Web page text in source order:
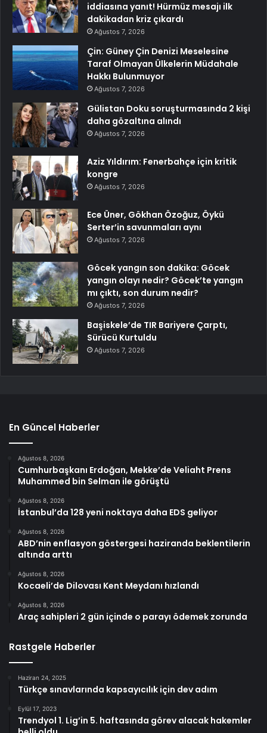
iddiasına yanıt! Hürmüz mesajı ilk
dakikadan kriz çıkardı
Ağustos 7, 2026
Çin: Güney Çin Denizi Meselesine
Taraf Olmayan Ülkelerin Müdahale
Hakkı Bulunmuyor
Ağustos 7, 2026
Gülistan Doku soruşturmasında 2 kişi
daha gözaltına alındı
Ağustos 7, 2026
Aziz Yıldırım: Fenerbahçe için kritik
kongre
Ağustos 7, 2026
Ece Üner, Gökhan Özoğuz, Öykü
Serter’in savunmaları aynı
Ağustos 7, 2026
Göcek yangın son dakika: Göcek
yangın olayı nedir? Göcek’te yangın
mı çıktı, son durum nedir?
Ağustos 7, 2026
Başiskele’de TIR Bariyere Çarptı,
Sürücü Kurtuldu
Ağustos 7, 2026
En Güncel Haberler
Ağustos 8, 2026
Cumhurbaşkanı Erdoğan, Mekke’de Veliaht Prens
Muhammed bin Selman ile görüştü
Ağustos 8, 2026
İstanbul’da 128 yeni noktaya daha EDS geliyor
Ağustos 8, 2026
ABD’nin enflasyon göstergesi haziranda beklentilerin
altında arttı
Ağustos 8, 2026
Kocaeli’de Dilovası Kent Meydanı hızlandı
Ağustos 8, 2026
Araç sahipleri 2 gün içinde o parayı ödemek zorunda
Rastgele Haberler
Haziran 24, 2025
Türkçe sınavlarında kapsayıcılık için dev adım
Eylül 17, 2023
Trendyol 1. Lig’in 5. haftasında görev alacak hakemler